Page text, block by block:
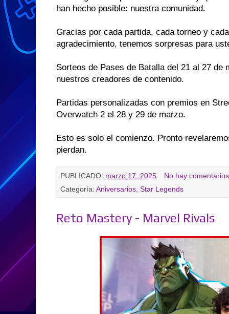
han hecho posible: nuestra comunidad.
Gracias por cada partida, cada torneo y
agradecimiento, tenemos sorpresas para
Sorteos de Pases de Batalla del 21 al 27 de
nuestros creadores de contenido.
Partidas personalizadas con premios en
Overwatch 2 el 28 y 29 de marzo.
Esto es solo el comienzo. Pronto
pierdan.
PUBLICADO: marzo 17, 2025
No hay
Categoría: Aniversarios, Star Legends
Reto Mastery - Marvel Rivals